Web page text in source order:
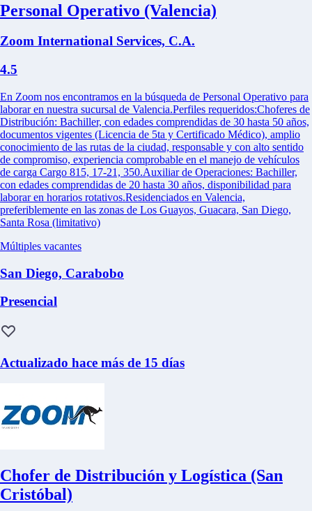
Personal Operativo (Valencia)
Zoom International Services, C.A.
4.5
En Zoom nos encontramos en la búsqueda de Personal Operativo para
laborar en nuestra sucursal de Valencia.Perfiles requeridos:Choferes de
Distribución: Bachiller, con edades comprendidas de 30 hasta 50 años,
documentos vigentes (Licencia de 5ta y Certificado Médico), amplio
conocimiento de las rutas de la ciudad, responsable y con alto sentido
de compromiso, experiencia comprobable en el manejo de vehículos
de carga Cargo 815, 17-21, 350.Auxiliar de Operaciones: Bachiller,
con edades comprendidas de 20 hasta 30 años, disponibilidad para
laborar en horarios rotativos.Residenciados en Valencia,
preferiblemente en las zonas de Los Guayos, Guacara, San Diego,
Santa Rosa (limitativo)
Múltiples vacantes
San Diego, Carabobo
Presencial
Actualizado hace más de 15 días
Chofer de Distribución y Logística (San
Cristóbal)